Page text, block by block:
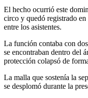
El hecho ocurrió este
circo y quedó registrado
entre los asistentes.
La función contaba con
se encontraban dentro del
protección colapsó de
La malla que sostenía la
se desplomó durante la